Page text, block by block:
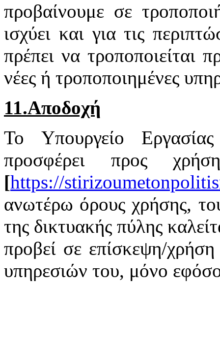
προβαίνουμε σε
ισχύει και για τις
πρέπει να τροποποιείται
νέες ή τροποποιημένες
11.Αποδοχή
Το Υπουργείο
προσφέρει προς
[https://
ανωτέρω όρους χρήσης,
της δικτυακής πύλης
προβεί σε επίσκεψη/
υπηρεσιών του, μόνο